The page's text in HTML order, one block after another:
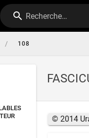
Recherche…
/ 108
© 2014